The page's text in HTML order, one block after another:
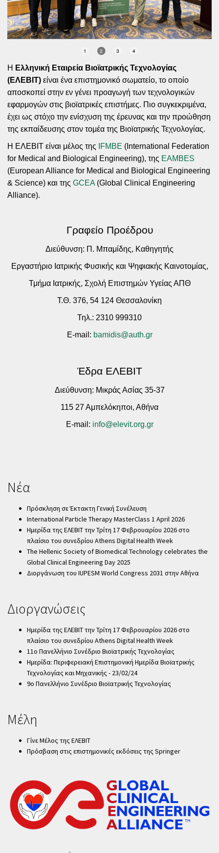
1 2 3 4
Η Ελληνική Εταιρεία Βιοϊατρικής Τεχνολογίας
(ΕΛΕΒΙΤ) είναι ένα επιστημονικό σωματείο, το οποίο
αποσκοπεί στην εν γένει προαγωγή των τεχνολογικών
εφαρμογών στις βιοϊατρικές επιστήμες. Πιο συγκεκριμένα,
έχει ως στόχο την ενίσχυση της έρευνας και την προώθηση
της εκπαίδευσης στoν τομέα της Βιοϊατρικής Τεχνολογίας.
Η ΕΛΕΒΙΤ είναι μέλος της IFMBE (International Federation
for Medical and Biological Engineering), της EAMBES
(European Alliance for Medical and Biological Engineering
& Science) και της GCEA(Global Clinical Engineering
Alliance).
Γραφείο Προέδρου
Διεύθυνση: Π. Μπαμίδης, Καθηγητής
Εργαστήριο Ιατρικής Φυσικής και Ψηφιακής Καινοτομίας,
Τμήμα Ιατρικής, Σχολή Επιστημών Υγείας ΑΠΘ
Τ.Θ. 376, 54 124 Θεσσαλονίκη
Τηλ.: 2310 999310
E-mail: bamidis@auth.gr
Έδρα ΕΛΕΒΙΤ
Διεύθυνση: Μικράς Ασίας 35-37
115 27 Αμπελόκηποι, Αθήνα
E-mail: info@elevit.org.gr
Νέα
Πρόσκληση σε Έκτακτη Γενική Συνέλευση
International Particle Therapy MasterClass 1 April 2026
Ημερίδα της ΕΛΕΒΙΤ την Τρίτη 17 Φεβρουαρίου 2026 στο
πλαίσιο του συνεδρίου Athens Digital Health Week
The Hellenic Society of Biomedical Technology celebrates the
Global Clinical Engineering Day 2025
Διοργάνωση του IUPESM World Congress 2031 στην Αθήνα
Διοργανώσεις
Ημερίδα της ΕΛΕΒΙΤ την Τρίτη 17 Φεβρουαρίου 2026 στο
πλαίσιο του συνεδρίου Athens Digital Health Week
11ο Πανελλήνιο Συνέδριο Βιοϊατρικής Τεχνολογίας
Ημερίδα: Περιφερειακή Επιστημονική Ημερίδα Βιοϊατρικής
Τεχνολογίας και Μηχανικής - 23/02/24
9ο Πανελλήνιο Συνέδριο Βιοϊατρικής Τεχνολογίας
Μέλη
Γίνε Μέλος της ΕΛΕΒΙΤ
Πρόσβαση στις επιστημονικές εκδόσεις της Springer